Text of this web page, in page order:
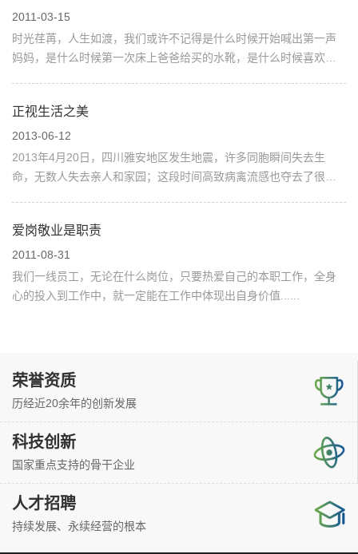
2011-03-15
时光荏苒，人生如渡，我们或许不记得是什么时候开始喊出第一声
妈妈，是什么时候第一次床上爸爸给买的水靴，是什么时候喜欢上
她拽哭的时......
正视生活之美
2013-06-12
2013年4月20日，四川雅安地区发生地震，许多同胞瞬间失去生
命，无数人失去亲人和家园；这段时间高致病禽流感也夺去了很多
日子宛如在天堂一般……
爱岗敬业是职责
2011-08-31
我们一线员工，无论在什么岗位，只要热爱自己的本职工作，全身
心的投入到工作中，就一定能在工作中体现出自身价值......
荣誉资质
历经近20余年的创新发展
科技创新
国家重点支持的骨干企业
人才招聘
持续发展、永续经营的根本